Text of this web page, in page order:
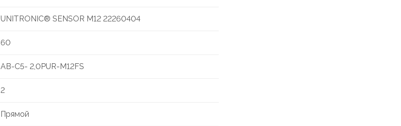
UNITRONIC® SENSOR M12 22260404
60
AB-C5- 2,0PUR-M12FS
2
Прямой